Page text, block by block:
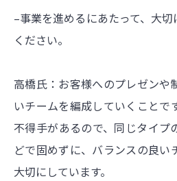
–事業を進めるにあたって、大
ください。
高橋氏：お客様へのプレゼンや
いチームを編成していくことで
不得手があるので、同じタイプ
どで固めずに、バランスの良い
大切にしています。